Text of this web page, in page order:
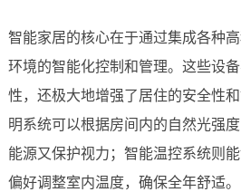
智能家居的核心在于通过集成各种
环境的智能化控制和管理。这些设
性，还极大地增强了居住的安全性
明系统可以根据房间内的自然光强
能源又保护视力；智能温控系统则
偏好调整室内温度，确保全年舒适。